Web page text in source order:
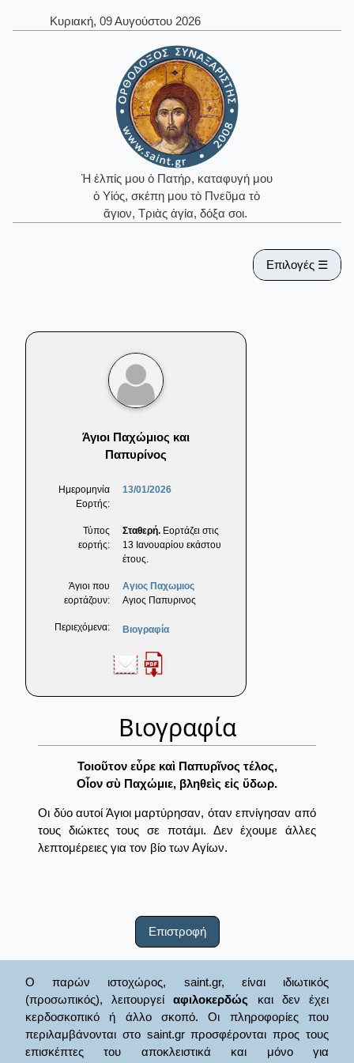
Κυριακή, 09 Αυγούστου 2026
Ἡ ἐλπίς μου ὁ Πατήρ, καταφυγή μου
ὁ Υἱός, σκέπη μου τὸ Πνεῦμα τὸ
ἅγιον, Τριὰς ἁγία, δόξα σοι.
Επιλογές ☰
Άγιοι Παχώμιος και
Παπυρίνος
Ημερομηνία
Εορτής:
13/01/2026
Τύπος
εορτής:
Σταθερή. Εορτάζει στις
13 Ιανουαρίου εκάστου
έτους.
Άγιοι που
εορτάζουν:
Αγιος Παχωμιος
Αγιος Παπυρινος
Περιεχόμενα: Βιογραφία
Βιογραφία
Τοιοῦτον εὗρε καὶ Παπυρῖνος τέλος,
Οἷον σὺ Παχώμιε, βληθεὶς εἰς ὕδωρ.
Οι δύο αυτοί Άγιοι μαρτύρησαν, όταν επνίγησαν από
τους διώκτες τους σε ποτάμι. Δεν έχουμε άλλες
λεπτομέρειες για τον βίο των Αγίων.
Επιστροφή
Ο παρών ιστοχώρος, saint.gr, είναι ιδιωτικός
(προσωπικός), λειτουργείαφιλοκερδώς και δεν έχει
κερδοσκοπικό ή άλλο σκοπό. Οι πληροφορίες που
περιλαμβάνονται στο saint.gr προσφέρονται προς τους
επισκέπτες του αποκλειστικά και μόνο για